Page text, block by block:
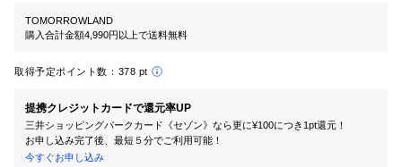
TOMORROWLAND
購入合計金額4,990円以上で送料無料
取得予定ポイント数： 378 pt
提携クレジットカードで還元率UP
三井ショッピングパークカード《セゾン》なら更に¥100につき1pt還元！
お申し込み完了後、最短５分でご利用可能！
今すぐお申し込み